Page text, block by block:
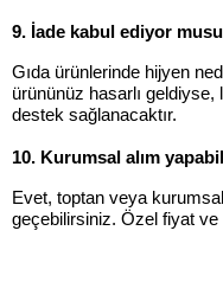
9. İade kabul ediyor
Gıda ürünlerinde hijyen
ürününüz hasarlı
destek sağlanacaktır.
10. Kurumsal alım
Evet, toptan veya
geçebilirsiniz. Özel fiyat